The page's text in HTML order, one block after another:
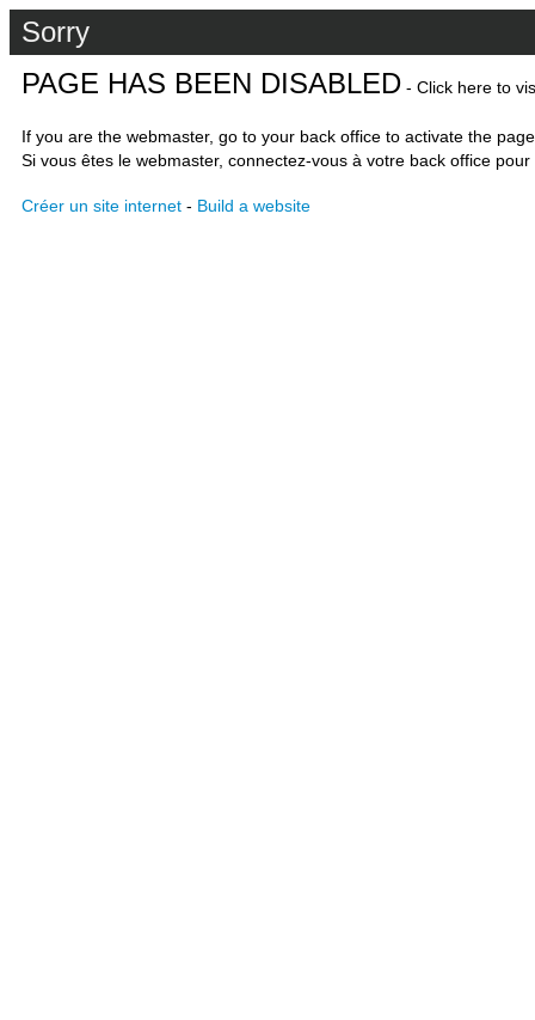
Sorry
PAGE HAS BEEN DISABLED - Click here to
If you are the webmaster, go to your back office to activate the
Si vous êtes le webmaster, connectez-vous à votre back office
Créer un site internet - Build a website